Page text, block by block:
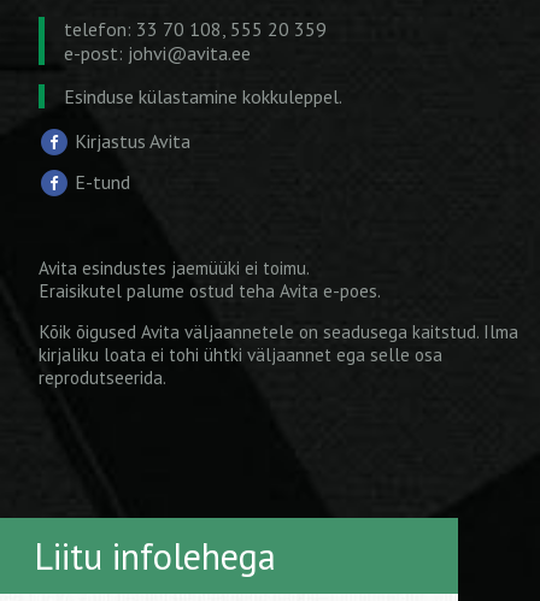
telefon: 33 70 108, 555 20 359
e-post: johvi@avita.ee
Esinduse külastamine kokkuleppel.
Kirjastus Avita
E-tund
Avita esindustes jaemüüki ei toimu.
Eraisikutel palume ostud teha Avita e-poes.
Kõik õigused Avita väljaannetele on seadusega kaitstud. Ilma
kirjaliku loata ei tohi ühtki väljaannet ega selle osa
reprodutseerida.
Liitu infolehega